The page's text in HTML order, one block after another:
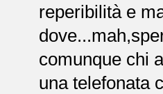
reperibilità e
comunque chi
una telefonata